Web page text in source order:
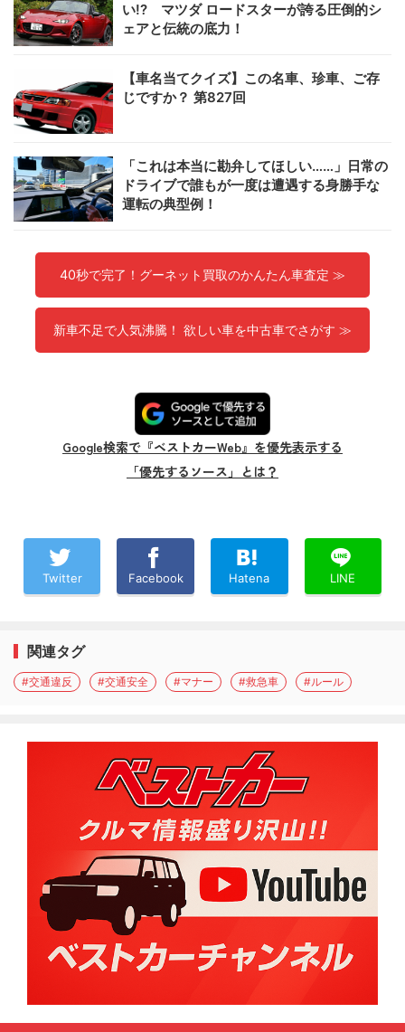
い!? マツダ ロードスターが誇る圧倒的シ
ェアと伝統の底力！
【車名当てクイズ】この名車、珍車、ご存
じですか？ 第827回
「これは本当に勘弁してほしい……」日常の
ドライブで誰もが一度は遭遇する身勝手な
運転の典型例！
40秒で完了！グーネット買取のかんたん車査定 ≫
新車不足で人気沸騰！ 欲しい車を中古車でさがす ≫
Google検索で『ベストカーWeb』を優先表示する
「優先するソース」とは？
Twitter Facebook Hatena LINE
関連タグ
#交通違反 #交通安全 #マナー #救急車 #ルール